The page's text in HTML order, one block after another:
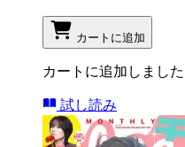
カートに追加
カートに追加しました
試し読み